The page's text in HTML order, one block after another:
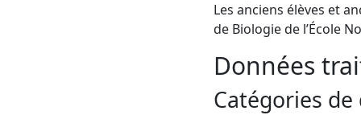
Les anciens élèves et
de Biologie de l’École
Données
Catégories